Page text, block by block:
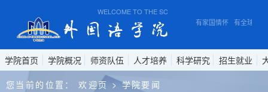
WELCOME TO THE SCHOOL OF FOREIGN STUDIES,
有家国情怀 有全球视
学院首页 学院概况 师资队伍 人才培养 科学研究 招生就业
您当前的位置： 欢迎页 > 学院要闻